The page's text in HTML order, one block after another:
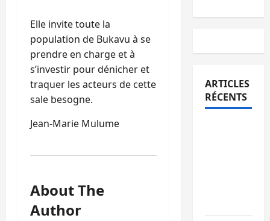
Elle invite toute la
population de Bukavu à se
prendre en charge et à
s’investir pour dénicher et
traquer les acteurs de cette
sale besogne.
Jean-Marie Mulume
About The
Author
ARTICLES
RÉCENTS